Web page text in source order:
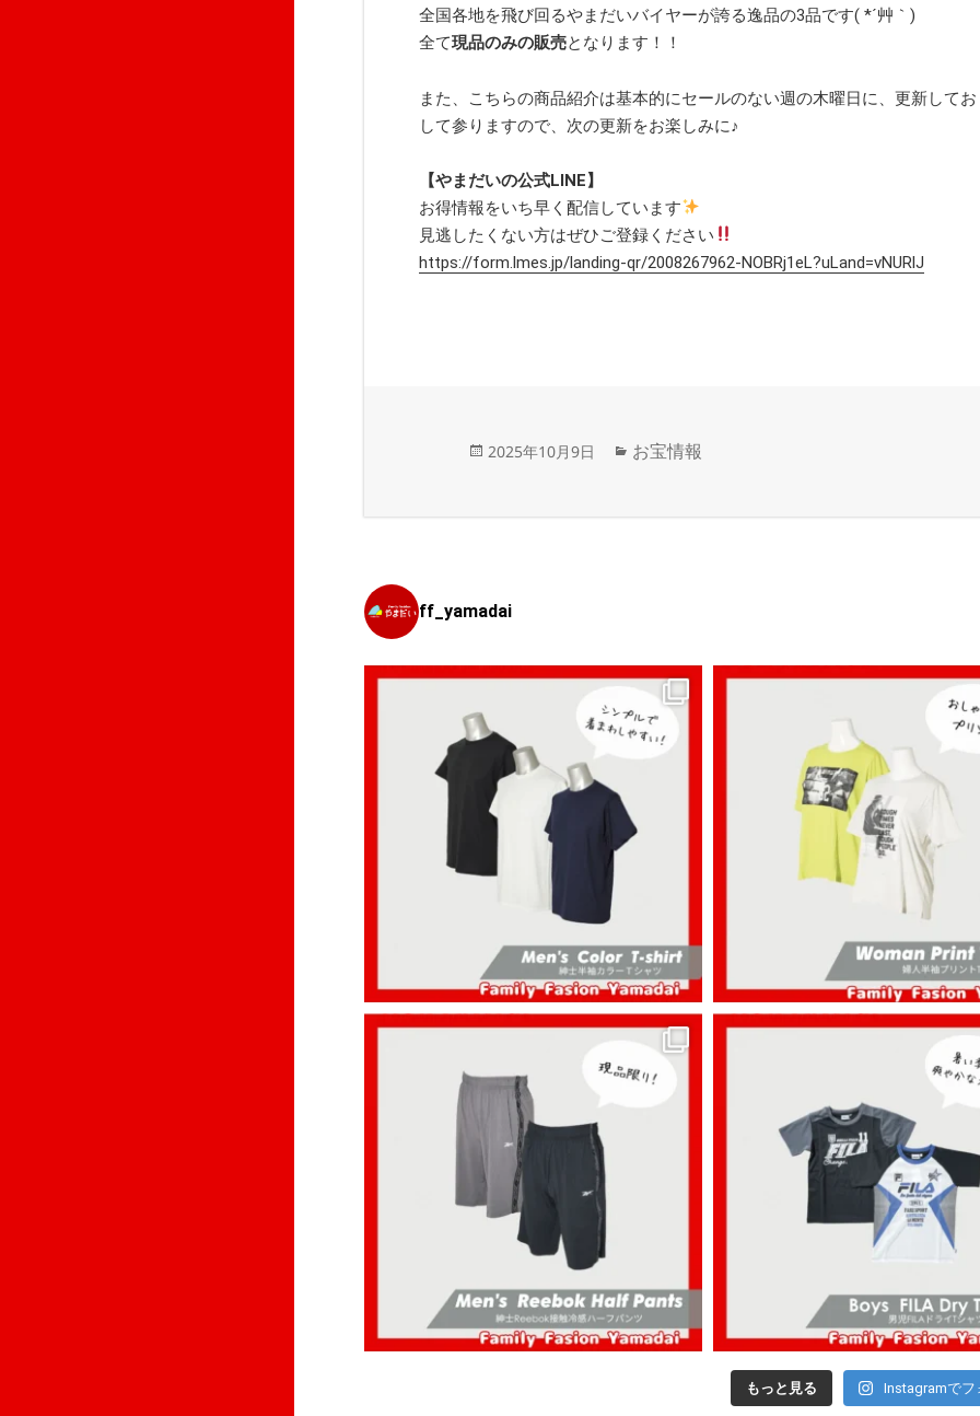
全国各地を飛び回るやまだいバイヤーが誇る逸品の3品です( *´艸｀)
全て現品のみの販売となります！！
また、こちらの商品紹介は基本的にセールのない週の木曜日に、更新して
して参りますので、次の更新をお楽しみに♪
【やまだいの公式LINE】
お得情報をいち早く配信しています
見逃したくない方はぜひご登録ください
https://form.lmes.jp/landing-qr/2008267962-NOBRj1eL?uLand=vNURlJ
投
2025年10月9日
カ
お宝情報
ff_yamadai
もっと見る Instagramでフ